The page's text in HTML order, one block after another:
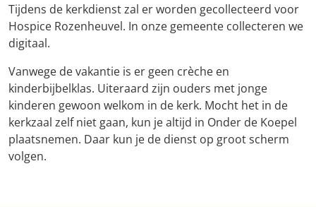
Tijdens de kerkdienst zal er worden gecollecteerd voor
Hospice Rozenheuvel. In onze gemeente collecteren we
digitaal.
Vanwege de vakantie is er geen crèche en
kinderbijbelklas. Uiteraard zijn ouders met jonge
kinderen gewoon welkom in de kerk. Mocht het in de
kerkzaal zelf niet gaan, kun je altijd in Onder de Koepel
plaatsnemen. Daar kun je de dienst op groot scherm
volgen.